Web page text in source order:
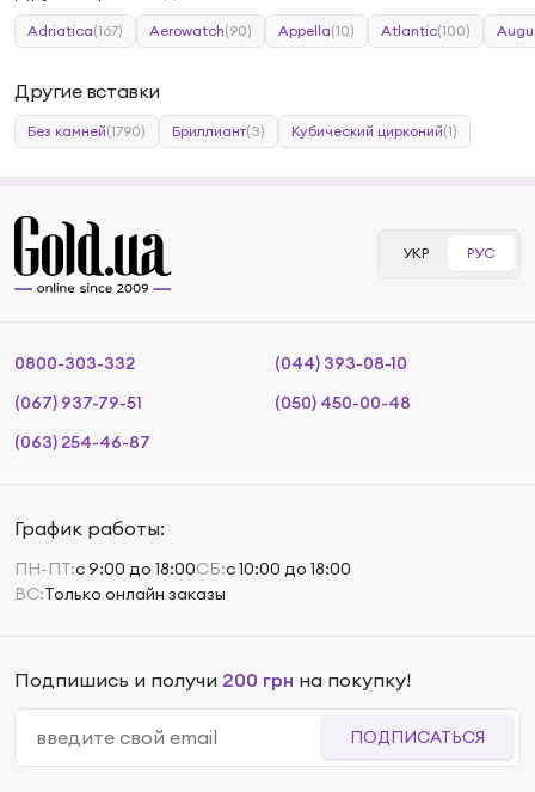
Adriatica(167) Aerowatch(90) Appella(10) Atlantic(100)
Другие вставки
Без камней(1790) Бриллиант(3) Кубический цирконий(1)
УКР РУС
0800-303-332
(044) 393-08-10
(067) 937-79-51
(050) 450-00-48
(063) 254-46-87
График работы:
ПН-ПТ:с 9:00 до 18:00СБ:с 10:00 до 18:00
ВС:Только онлайн заказы
Подпишись и получи 200 грн на покупку!
ПОДПИСАТЬСЯ